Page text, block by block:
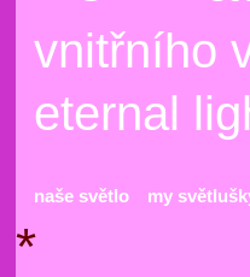
vnitřního
eternal
naše světlo my
*